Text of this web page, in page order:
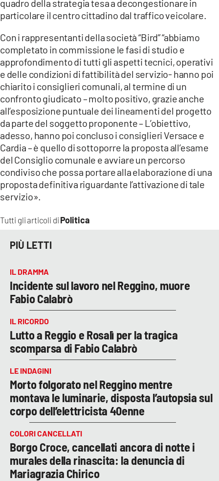
Tutti gli articoli di Politica
quadro della strategia tesa a decongestionare in
particolare il centro cittadino dal traffico veicolare.
Con i rappresentanti della società “Bird” “abbiamo
completato in commissione le fasi di studio e
approfondimento di tutti gli aspetti tecnici, operativi
e delle condizioni di fattibilità del servizio- hanno poi
chiarito i consiglieri comunali, al termine di un
confronto giudicato – molto positivo, grazie anche
all’esposizione puntuale dei lineamenti del progetto
da parte del soggetto proponente – L’obiettivo,
adesso, hanno poi concluso i consiglieri Versace e
Cardia – è quello di sottoporre la proposta all’esame
del Consiglio comunale e avviare un percorso
condiviso che possa portare alla elaborazione di una
proposta definitiva riguardante l’attivazione di tale
servizio».
PIÙ LETTI
IL DRAMMA
Incidente sul lavoro nel Reggino, muore
Fabio Calabrò
IL RICORDO
Lutto a Reggio e Rosalì per la tragica
scomparsa di Fabio Calabrò
LE INDAGINI
Morto folgorato nel Reggino mentre
montava le luminarie, disposta l’autopsia sul
corpo dell’elettricista 40enne
COLORI CANCELLATI
Borgo Croce, cancellati ancora di notte i
murales della rinascita: la denuncia di
Mariagrazia Chirico